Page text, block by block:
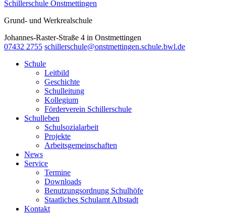
Schillerschule Onstmettingen
Grund- und Werkrealschule
Johannes-Raster-Straße 4 in Onstmettingen
07432 2755 schillerschule@onstmettingen.schule.bwl.de
Schule
Leitbild
Geschichte
Schulleitung
Kollegium
Förderverein Schillerschule
Schulleben
Schulsozialarbeit
Projekte
Arbeitsgemeinschaften
News
Service
Termine
Downloads
Benutzungsordnung Schulhöfe
Staatliches Schulamt Albstadt
Kontakt